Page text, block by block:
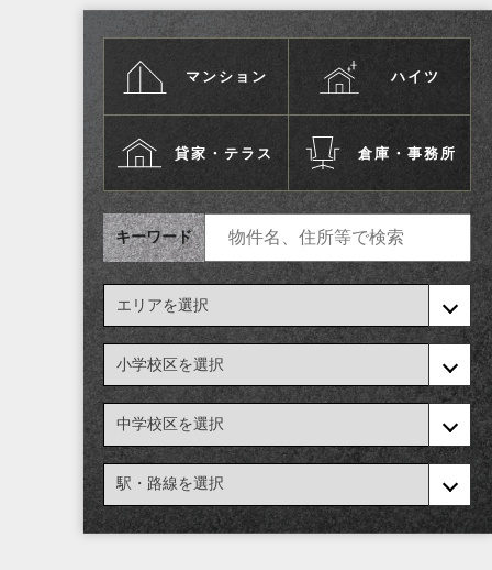
マンション ハイツ
貸家・テラス 倉庫・事務所
キーワード